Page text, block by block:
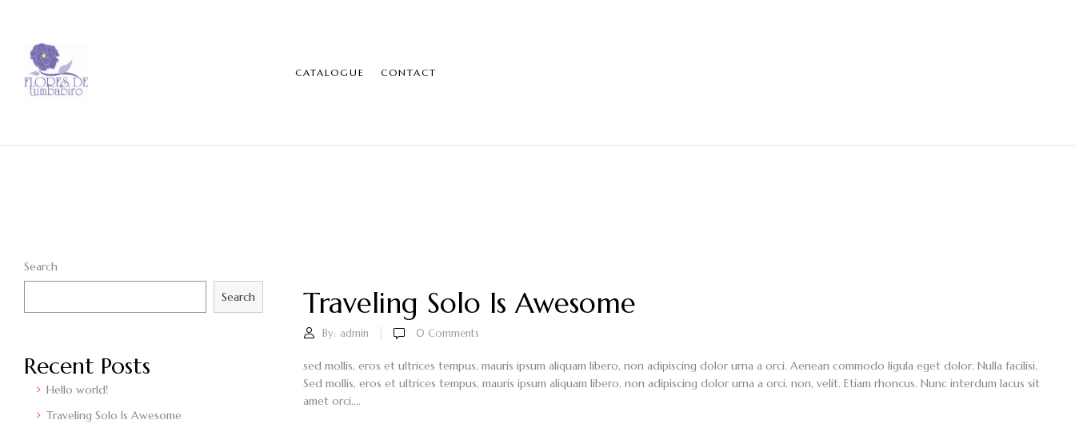
CATALOGUE CONTACT
Search
Search
Recent Posts
Hello world!
Traveling Solo Is Awesome
Traveling Solo Is Awesome
By: admin 0 Comments
sed mollis, eros et ultrices tempus, mauris ipsum aliquam libero, non adipiscing dolor urna a orci. Aenean commodo ligula eget dolor. Nulla facilisi.
Sed mollis, eros et ultrices tempus, mauris ipsum aliquam libero, non adipiscing dolor urna a orci. non, velit. Etiam rhoncus. Nunc interdum lacus sit
amet orci....